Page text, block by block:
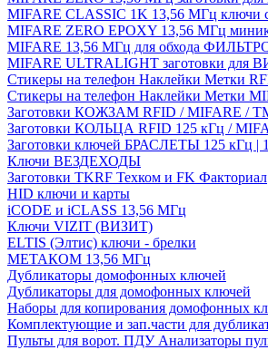
MIFARE CLASSIC 1K 13,56 МГц ключи
MIFARE ZERO EPOXY 13,56 МГц
MIFARE 13,56 МГц для обхода
MIFARE ULTRALIGHT заготовки для
Стикеры на телефон Наклейки Метки
Стикеры на телефон Наклейки Метки
Заготовки КОЖЗАМ RFID / MIFARE /
Заготовки КОЛЬЦА RFID 125 кГц /
Заготовки ключей БРАСЛЕТЫ 125 кГц |
Ключи ВЕЗДЕХОДЫ
Заготовки TKRF Техком и FK Факториал
HID ключи и карты
iCODE и iCLASS 13,56 МГц
Ключи VIZIT (ВИЗИТ)
ELTIS (Элтис) ключи - брелки
МЕТАКОМ 13,56 МГц
Дубликаторы домофонных ключей
Дубликаторы для домофонных ключей
Наборы для копирования домофонных
Комплектующие и зап.части для
Пульты для ворот. ПДУ Анализаторы